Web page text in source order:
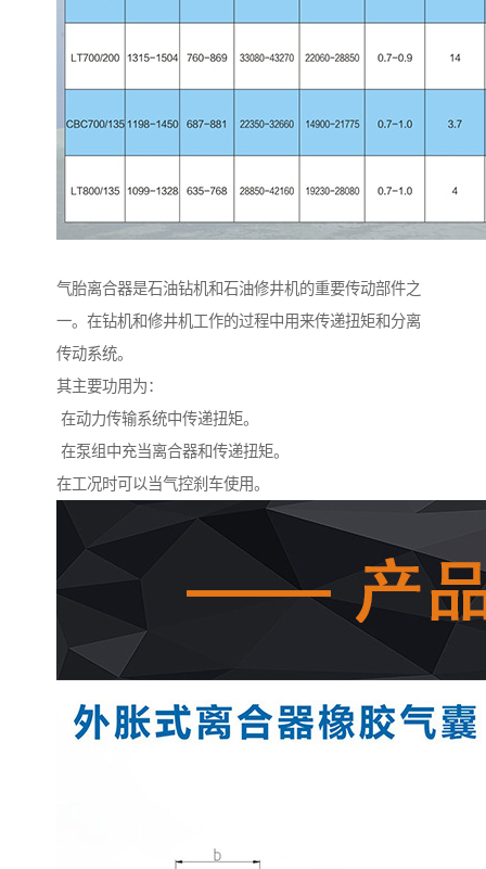
气胎离合器是石油钻机和石油修井机的重要传动部件之
一。在钻机和修井机工作的过程中用来传递扭矩和分离
传动系统。
其主要功用为：
在动力传输系统中传递扭矩。
在泵组中充当离合器和传递扭矩。
在工况时可以当气控刹车使用。